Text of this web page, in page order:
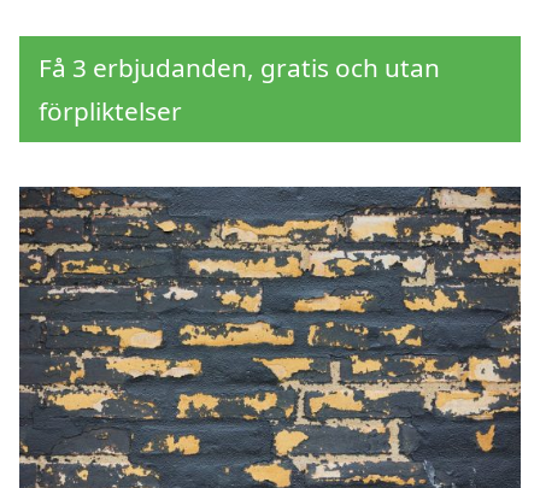
Få 3 erbjudanden, gratis och utan
förpliktelser